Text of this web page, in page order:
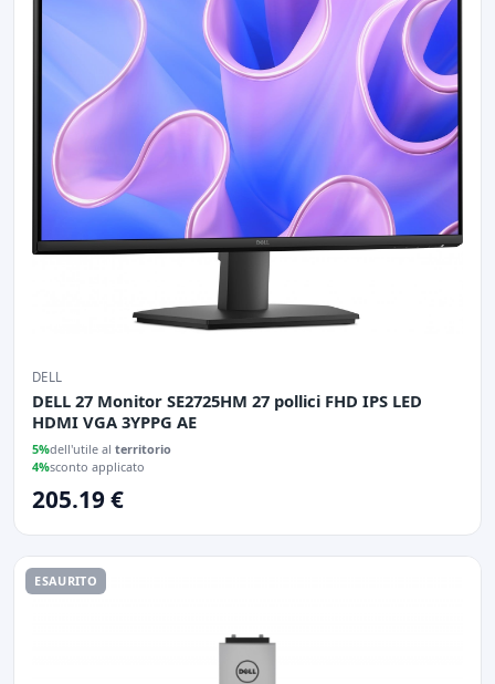
DELL
DELL 27 Monitor SE2725HM 27 pollici FHD IPS LED
HDMI VGA 3YPPG AE
5%dell'utile al territorio
4%sconto applicato
205.19 €
ESAURITO